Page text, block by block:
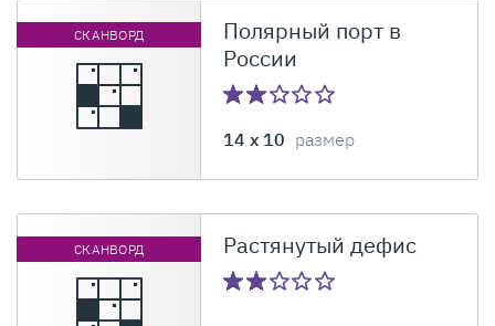
СКАНВОРД
Полярный порт в
России
14 x 10 размер
СКАНВОРД Растянутый дефис